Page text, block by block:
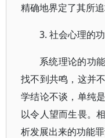
精确地界定了其所追
3. 社会心理的
系统理论的功
找不到共鸣，这并
学结论不谈，单纯
以令人望而生畏。
析发展出来的功能